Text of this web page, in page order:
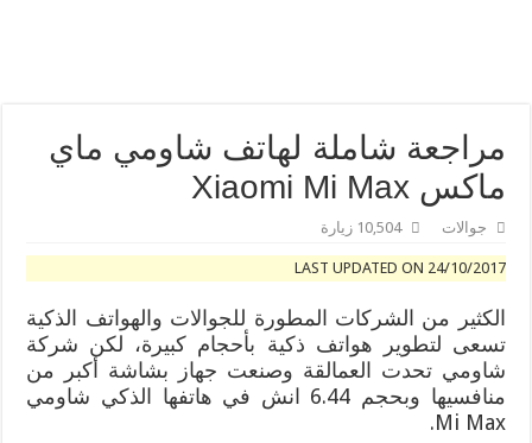
مراجعة شاملة لهاتف شاومي ماي
ماكس Xiaomi Mi Max
جوالات 10,504 زيارة
LAST UPDATED ON 24/10/2017
الكثير من الشركات المطورة للجوالات والهواتف الذكية
تسعى لتطوير هواتف ذكية بأحجام كبيرة، لكن شركة
شاومي تحدت العمالقة وصنعت جهاز بشاشة أكبر من
منافسيها وبحجم 6.44 انش في هاتفها الذكي شاومي
Mi Max.